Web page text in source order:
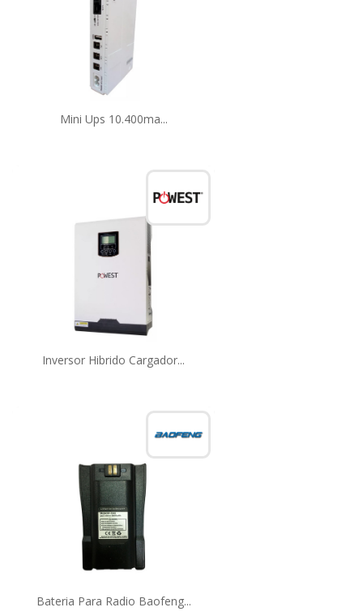
Mini Ups 10.400ma...
Inversor Hibrido Cargador...
Bateria Para Radio Baofeng...